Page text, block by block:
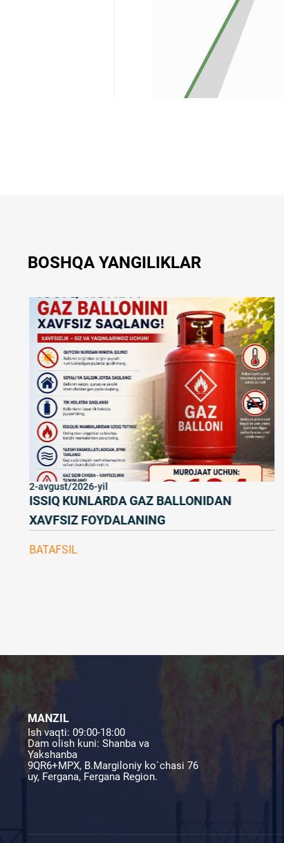
2-avgust/2026-yil
ISSIQ KUNLARDA GAZ BALLONIDAN
XAVFSIZ FOYDALANING
BATAFSIL
BOSHQA YANGILIKLAR
MANZIL
Ish vaqti: 09:00-18:00
Dam olish kuni: Shanba va
Yakshanba
9QR6+MPX, B.Margiloniy ko`chasi 76
uy, Fergana, Fergana Region.